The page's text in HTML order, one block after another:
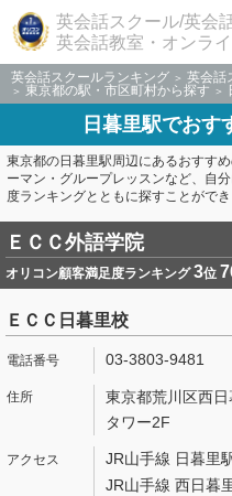
英会話スクール/英会
英会話教室・オンラ
英会話スクールランキング
英会話
東京都の駅・市区町村から探す
日暮里駅でおす
東京都の日暮里駅周辺にあるおすす
ーマン・グループレッスンなど、自
度ランキングとともに探すことができ
ＥＣＣ外語学院
オリコン顧客満足度ランキング3位
ＥＣＣ日暮里校
03-3803-9481
東京都荒川区西
タワー2F
JR山手線 日暮里
JR山手線 西日暮